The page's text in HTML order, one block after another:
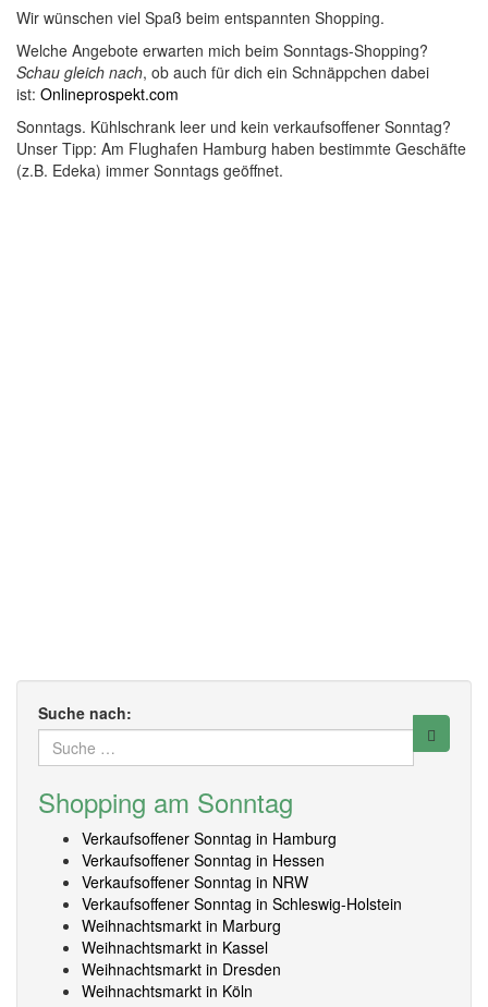
Wir wünschen viel Spaß beim entspannten Shopping.
Welche Angebote erwarten mich beim Sonntags-Shopping?
Schau gleich nach, ob auch für dich ein Schnäppchen dabei
ist: Onlineprospekt.com
Sonntags. Kühlschrank leer und kein verkaufsoffener Sonntag?
Unser Tipp: Am Flughafen Hamburg haben bestimmte Geschäfte
(z.B. Edeka) immer Sonntags geöffnet.
Suche nach:
Shopping am Sonntag
Verkaufsoffener Sonntag in Hamburg
Verkaufsoffener Sonntag in Hessen
Verkaufsoffener Sonntag in NRW
Verkaufsoffener Sonntag in Schleswig-Holstein
Weihnachtsmarkt in Marburg
Weihnachtsmarkt in Kassel
Weihnachtsmarkt in Dresden
Weihnachtsmarkt in Köln